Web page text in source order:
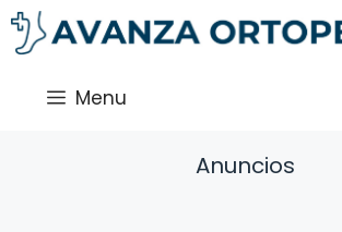
Saltar
al
Menu
Anuncios